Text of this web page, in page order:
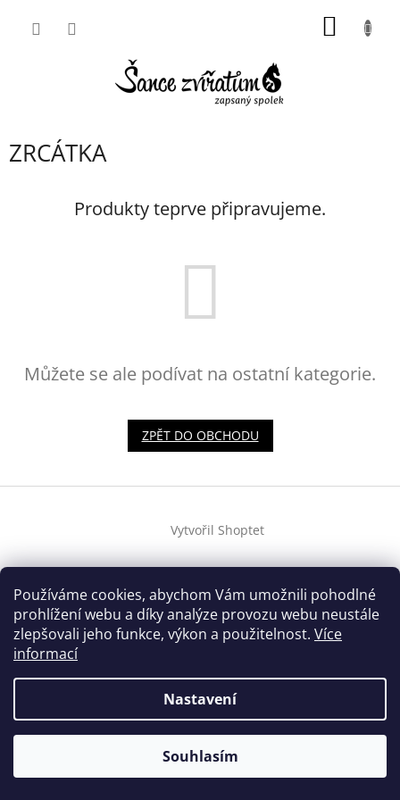
Používáme cookies, abychom Vám umožnili pohodlné
prohlížení webu a díky analýze provozu webu neustále
zlepšovali jeho funkce, výkon a použitelnost. Více
informací
Nastavení
Souhlasím
ZRCÁTKA
Produkty teprve připravujeme.
Můžete se ale podívat na ostatní kategorie.
ZPĚT DO OBCHODU
Z
t
Vytvořil Shoptet
Copyright 2026 Šance zvířatům z.s.
. Všechna práva
vyhrazena.